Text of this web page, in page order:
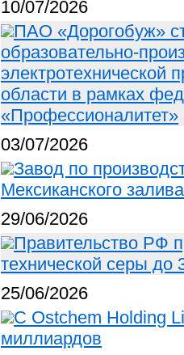
10/07/2026
ПАО «Дорогобуж»
образовательно-
области в рамках
«Профессионалитет»
03/07/2026
Завод по
Мексиканского
29/06/2026
Правительство РФ
технической серы до
25/06/2026
С Ostchem Holding
миллиардов